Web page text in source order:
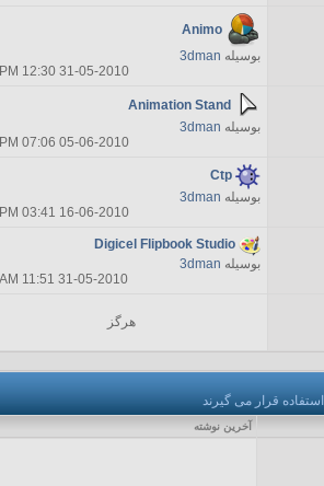
Animo
بوسیله 3dman
31-05-2010
12:30 PM
Animation Stand
بوسیله 3dman
05-06-2010
07:06 PM
Ctp
بوسیله 3dman
16-06-2010
03:41 PM
Digicel Flipbook Studio
بوسیله 3dman
31-05-2010
11:51 AM
هرگز
قرار می گیرند
آخرين نوشته